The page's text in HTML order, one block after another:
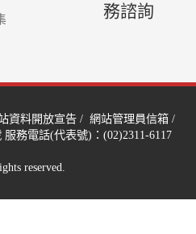
務諮詢
資料開放宣告 / 網站管理員信箱 /
服務電話(代表號)：(02)2311-6117
reserved.